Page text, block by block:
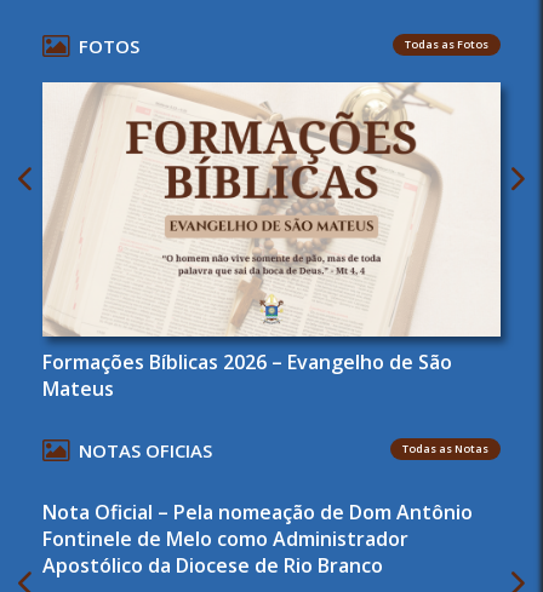
FOTOS Todas as Fotos
Formações Bíblicas 2026 – Evangelho de São
Mateus
NOTAS OFICIAS Todas as Notas
Nota Oficial – Pela nomeação de Dom Antônio
Fontinele de Melo como Administrador
Apostólico da Diocese de Rio Branco